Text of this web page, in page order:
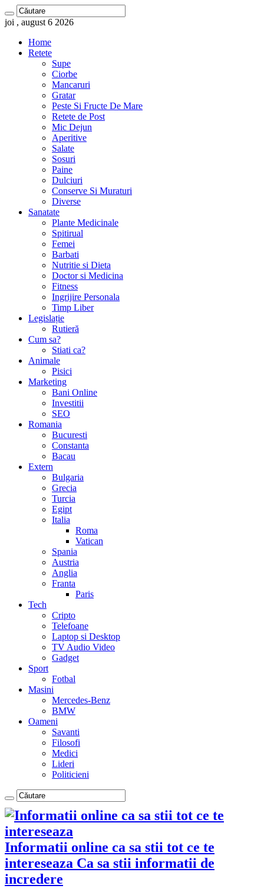
joi , august 6 2026
Home
Retete
Supe
Ciorbe
Mancaruri
Gratar
Peste Si Fructe De Mare
Retete de Post
Mic Dejun
Aperitive
Salate
Sosuri
Paine
Dulciuri
Conserve Si Muraturi
Diverse
Sanatate
Plante Medicinale
Spitirual
Femei
Barbati
Nutritie si Dieta
Doctor si Medicina
Fitness
Ingrijire Personala
Timp Liber
Legislație
Rutieră
Cum sa?
Stiati ca?
Animale
Pisici
Marketing
Bani Online
Investitii
SEO
Romania
Bucuresti
Constanta
Bacau
Extern
Bulgaria
Grecia
Turcia
Egipt
Italia
Roma
Vatican
Spania
Austria
Anglia
Franta
Paris
Tech
Cripto
Telefoane
Laptop si Desktop
TV Audio Video
Gadget
Sport
Fotbal
Masini
Mercedes-Benz
BMW
Oameni
Savanti
Filosofi
Medici
Lideri
Politicieni
Informatii online ca sa stii tot ce te
intereseaza Ca sa stii informatii de
incredere